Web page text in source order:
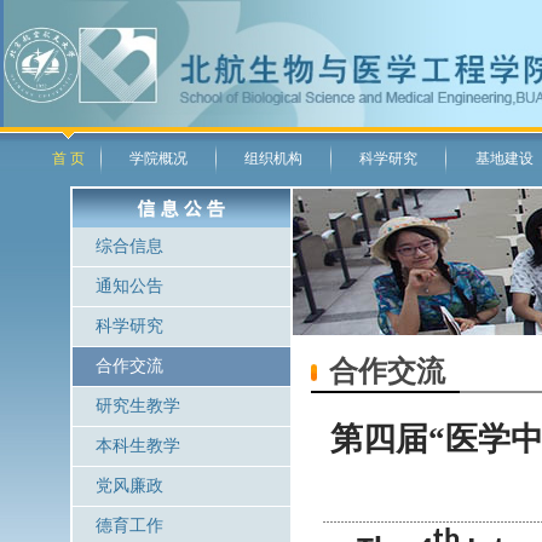
首 页 学院概况 组织机构 科学研究 基地建设
综合信息
通知公告
科学研究
合作交流
研究生教学
本科生教学
党风廉政
德育工作
合作交流
第四届“医学